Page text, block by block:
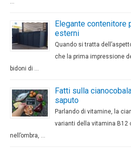
Elegante contenitore
esterni
Quando si tratta
che la prima impressione
bidoni di …
Fatti sulla
saputo
Parlando di vitamine, la
varianti della vitamina B12
nell’ombra, …